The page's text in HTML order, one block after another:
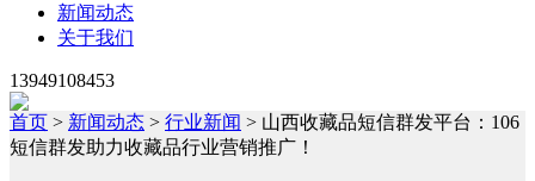
新闻动态
关于我们
13949108453
首页 > 新闻动态 > 行业新闻 > 山西收藏品短信群发平台：106
短信群发助力收藏品行业营销推广！